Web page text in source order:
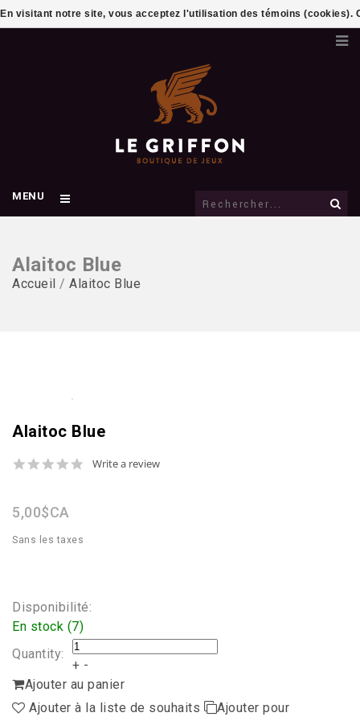
MENU
Alaitoc Blue
Accueil / Alaitoc Blue
Alaitoc Blue
0.0
Write a review
5,00$CA
Sans les taxes
Disponibilité:
En stock (7)
Quantity:
+ -
Ajouter au panier
Ajouter à la liste de souhaits
Ajouter pour
En visitant notre site, vous acceptez l'utilisation des témoins